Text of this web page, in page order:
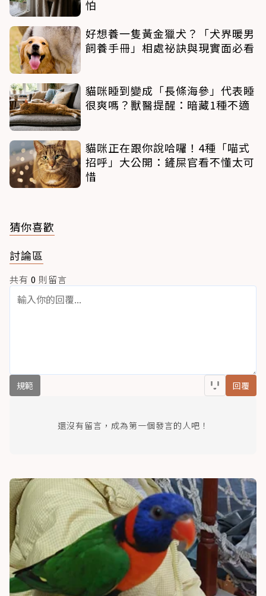
怕
好想養一隻黃金獵犬？「犬界暖男
飼養手冊」相處祕訣與現實面必看
貓咪睡到變成「長條海參」代表睡
很爽嗎？獸醫提醒：暗藏1種不適
貓咪正在跟你說哈囉！4種「喵式
招呼」大公開：鏟屎官看不懂太可
惜
猜你喜歡
討論區
共有 0 則留言
規範 回覆
還沒有留言，成為第一個發言的人吧！